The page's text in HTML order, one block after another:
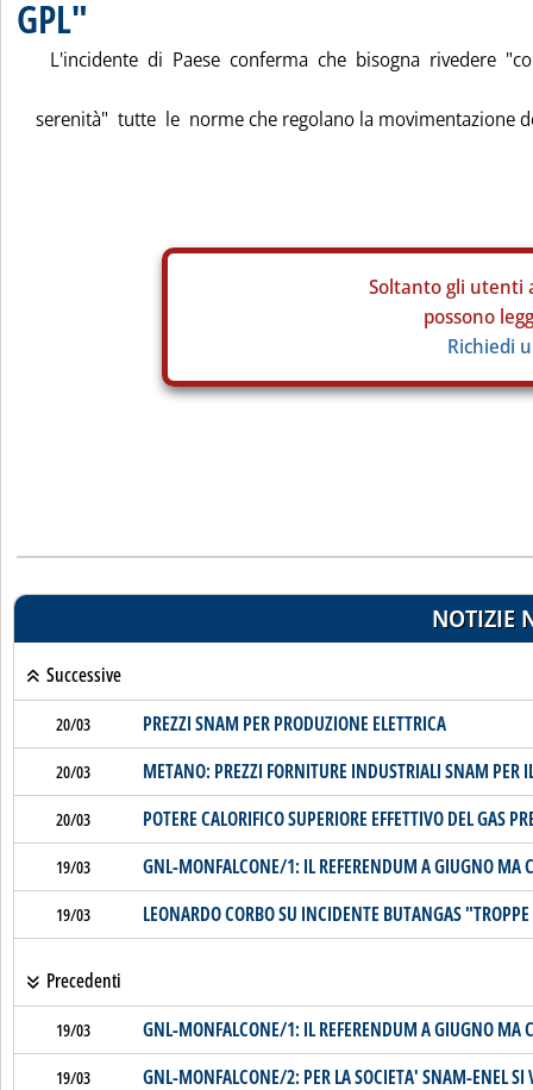
GPL"
L'incidente di Paese conferma che bisogna rivedere
serenità" tutte le norme che regolano la movimentazione
Soltanto gli utenti
possono
Richiedi
NOTIZIE
Successive
20/03 PREZZI SNAM PER PRODUZIONE ELETTRICA
20/03 METANO: PREZZI FORNITURE INDUSTRIALI SNAM PER
20/03 POTERE CALORIFICO SUPERIORE EFFETTIVO DEL GAS
19/03 GNL-MONFALCONE/1: IL REFERENDUM A GIUGNO
19/03 LEONARDO CORBO SU INCIDENTE BUTANGAS
Precedenti
19/03 GNL-MONFALCONE/1: IL REFERENDUM A GIUGNO
19/03 GNL-MONFALCONE/2: PER LA SOCIETA' SNAM-ENEL